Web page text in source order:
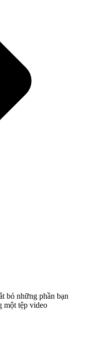
bỏ những phần bạn
một tệp video